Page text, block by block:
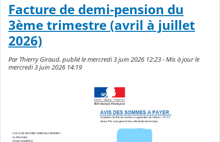
Facture de demi-pension du
3ème trimestre (avril à juillet
2026)
Par Thierry Giraud, publié le mercredi 3 juin 2026 12:23 - Mis à jour le
mercredi 3 juin 2026 14:19